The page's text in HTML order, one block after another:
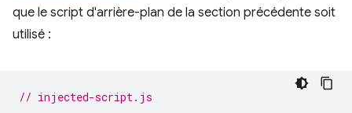
que le script d'arrière-plan de la section précédente soit
utilisé :
// injected-script.js